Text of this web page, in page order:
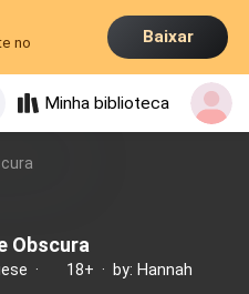
no
Baixar
Minha biblioteca
Obscura
· 18+ · by: Hannah